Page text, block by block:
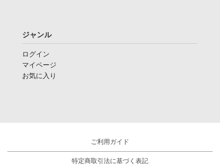
ジャンル
ログイン
マイページ
お気に入り
ご利用ガイド
特定商取引法に基づく表記